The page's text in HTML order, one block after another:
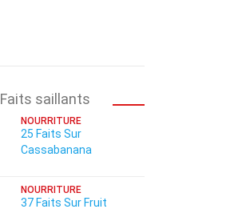
Faits saillants
NOURRITURE
25 Faits Sur
Cassabanana
NOURRITURE
37 Faits Sur Fruit